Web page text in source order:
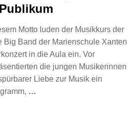
Motto luden der Musikkurs der
Big Band der Marienschule Xanten
in die Aula ein. Vor
die jungen Musikerinnen
Liebe zur Musik ein
…